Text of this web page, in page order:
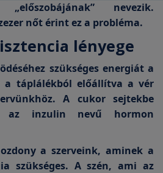
nevezik.
nőt érint ez a probléma.
lényege
szükséges energiát a
a táplálékból előállítva a vér
A cukor sejtekbe
az inzulin nevű hormon
a szerveink, aminek a
szükséges. A szén, ami az